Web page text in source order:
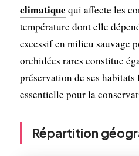
climatique qui affecte les
température dont elle
excessif en milieu sauvage
orchidées rares constitue
préservation de ses
essentielle pour la
Répartition